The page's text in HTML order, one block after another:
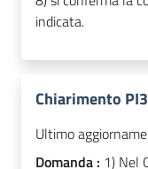
indicata.
Chiarimento
Ultimo
Domanda : 1) Nel